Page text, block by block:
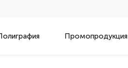
Промопродукция